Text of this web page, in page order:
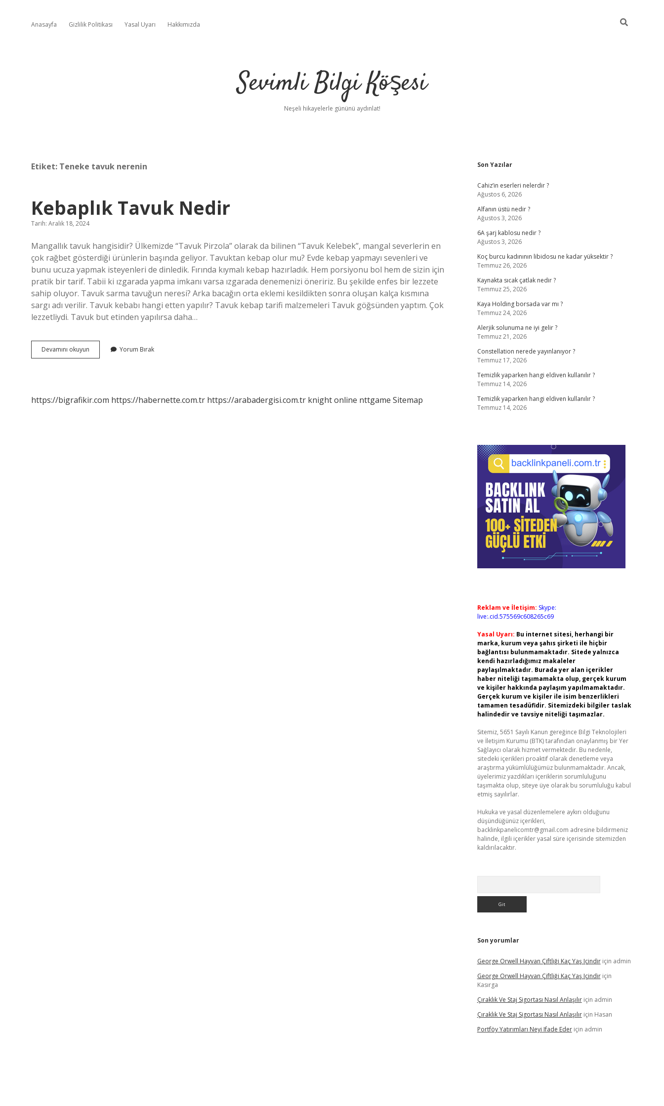
Anasayfa Gizlilik Politikası Yasal Uyarı Hakkımızda
Sevimli Bilgi Köşesi
Neşeli hikayelerle gününü aydınlat!
Etiket: Teneke tavuk nerenin
Kebaplık Tavuk Nedir
Tarih: Aralık 18, 2024
Mangallık tavuk hangisidir? Ülkemizde “Tavuk Pirzola” olarak da bilinen “Tavuk Kelebek”, mangal severlerin en
çok rağbet gösterdiği ürünlerin başında geliyor. Tavuktan kebap olur mu? Evde kebap yapmayı sevenleri ve
bunu ucuza yapmak isteyenleri de dinledik. Fırında kıymalı kebap hazırladık. Hem porsiyonu bol hem de sizin için
pratik bir tarif. Tabii ki ızgarada yapma imkanı varsa ızgarada denemenizi öneririz. Bu şekilde enfes bir lezzete
sahip oluyor. Tavuk sarma tavuğun neresi? Arka bacağın orta eklemi kesildikten sonra oluşan kalça kısmına
sargı adı verilir. Tavuk kebabı hangi etten yapılır? Tavuk kebap tarifi malzemeleri Tavuk göğsünden yaptım. Çok
lezzetliydi. Tavuk but etinden yapılırsa daha…
Devamını okuyun Kebaplık
Tavuk
Yorum Bırak
https://bigrafikir.com https://habernette.com.tr https://arabadergisi.com.tr knight online nttgame Sitemap
Sidebar
Son Yazılar
Cahiz’in eserleri nelerdir ?
Ağustos 6, 2026
Alfanın üstü nedir ?
Ağustos 3, 2026
6A şarj kablosu nedir ?
Ağustos 3, 2026
Koç burcu kadınının libidosu ne kadar yüksektir ?
Temmuz 26, 2026
Kaynakta sıcak çatlak nedir ?
Temmuz 25, 2026
Kaya Holding borsada var mı ?
Temmuz 24, 2026
Alerjik solunuma ne iyi gelir ?
Temmuz 21, 2026
Constellation nerede yayınlanıyor ?
Temmuz 17, 2026
Temizlik yaparken hangi eldiven kullanılır ?
Temmuz 14, 2026
Temizlik yaparken hangi eldiven kullanılır ?
Temmuz 14, 2026
Reklam ve İletişim: Skype:
live:.cid.575569c608265c69
Yasal Uyarı: Bu internet sitesi, herhangi bir
marka, kurum veya şahıs şirketi ile hiçbir
bağlantısı bulunmamaktadır. Sitede yalnızca
kendi hazırladığımız makaleler
paylaşılmaktadır. Burada yer alan içerikler
haber niteliği taşımamakta olup, gerçek kurum
ve kişiler hakkında paylaşım yapılmamaktadır.
Gerçek kurum ve kişiler ile isim benzerlikleri
tamamen tesadüfidir. Sitemizdeki bilgiler taslak
halindedir ve tavsiye niteliği taşımazlar.
Sitemiz, 5651 Sayılı Kanun gereğince Bilgi Teknolojileri
ve İletişim Kurumu (BTK) tarafından onaylanmış bir Yer
Sağlayıcı olarak hizmet vermektedir. Bu nedenle,
sitedeki içerikleri proaktif olarak denetleme veya
araştırma yükümlülüğümüz bulunmamaktadır. Ancak,
üyelerimiz yazdıkları içeriklerin sorumluluğunu
taşımakta olup, siteye üye olarak bu sorumluluğu kabul
etmiş sayılırlar.
Hukuka ve yasal düzenlemelere aykırı olduğunu
düşündüğünüz içerikleri,
backlinkpanelicomtr@gmail.com adresine bildirmeniz
halinde, ilgili içerikler yasal süre içerisinde sitemizden
kaldırılacaktır.
Son yorumlar
George Orwell Hayvan Çiftliği Kaç Yaş Içindiriçin admin
George Orwell Hayvan Çiftliği Kaç Yaş Içindiriçin
Kasırga
Çıraklık Ve Staj Sigortası Nasıl Anlaşılıriçin admin
Çıraklık Ve Staj Sigortası Nasıl Anlaşılıriçin Hasan
Portföy Yatırımları Neyi Ifade Ederiçin admin
ilbet mobil giriş